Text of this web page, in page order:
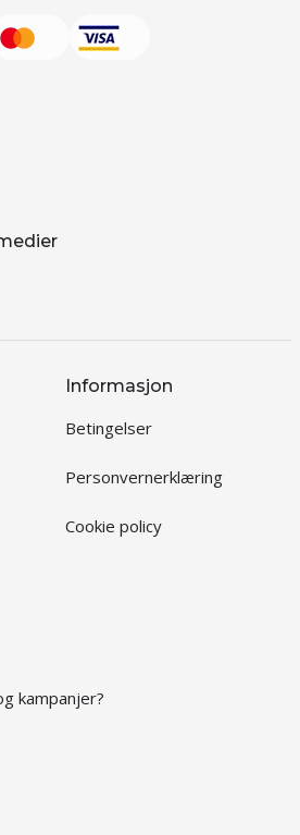
Informasjon
Betingelser
Personvernerklæring
Cookie policy
kampanjer?